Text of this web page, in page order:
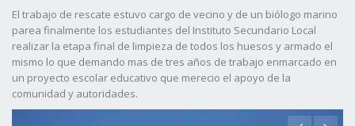
El trabajo de rescate estuvo cargo de vecino y de un biólogo marino
parea finalmente los estudiantes del Instituto Secundario Local
realizar la etapa final de limpieza de todos los huesos y armado el
mismo lo que demando mas de tres años de trabajo enmarcado en
un proyecto escolar educativo que merecio el apoyo de la
comunidad y autoridades.